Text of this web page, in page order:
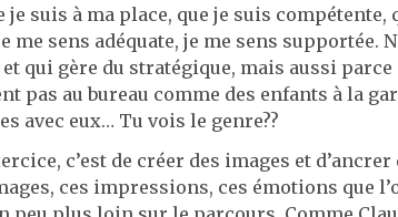
je suis à ma place, que je suis compétente,
me sens adéquate, je me sens supportée.
et qui gère du stratégique, mais aussi
pas au bureau comme des enfants à la
avec eux… Tu vois le genre??
c’est de créer des images et
ces impressions, ces émotions que